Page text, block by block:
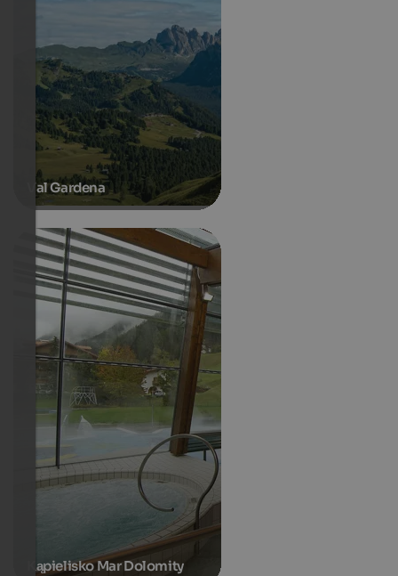
Val Gardena
Kąpielisko Mar Dolomity